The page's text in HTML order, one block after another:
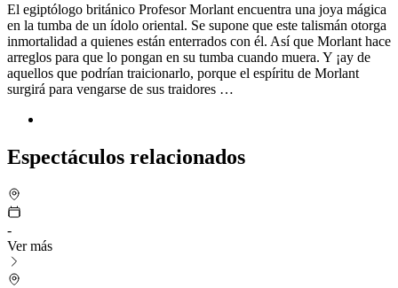
El egiptólogo británico Profesor Morlant encuentra una joya mágica
en la tumba de un ídolo oriental. Se supone que este talismán otorga
inmortalidad a quienes están enterrados con él. Así que Morlant hace
arreglos para que lo pongan en su tumba cuando muera. Y ¡ay de
aquellos que podrían traicionarlo, porque el espíritu de Morlant
surgirá para vengarse de sus traidores …
Espectáculos relacionados
-
Ver más